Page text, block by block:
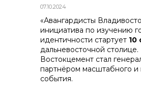
реализация
контакты отдела
07.10.2024
«Авангардисты
инициатива по изучению
идентичности стартует 10
дальневосточной столице.
Востокцемент стал
партнёром масштабного и
события.